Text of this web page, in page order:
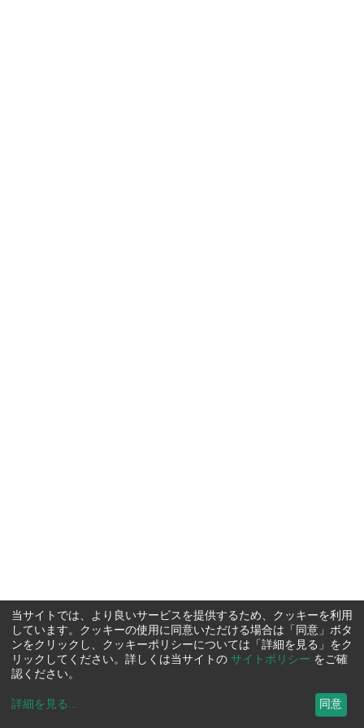
当サイトでは、より良いサービスを提供するため、クッキーを利用
しています。クッキーの使用に同意いただける場合は「同意」ボタ
ンをクリックし、クッキーポリシーについては「詳細を見る」をク
リックしてください。詳しくは当サイトの サイトポリシー をご確
認ください。
詳細を見る ... 同意